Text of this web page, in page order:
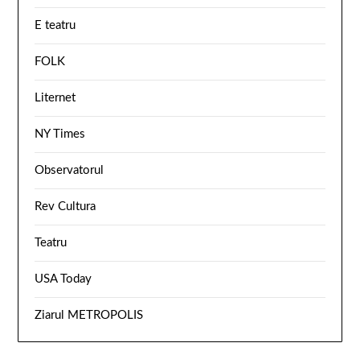
E teatru
FOLK
Liternet
NY Times
Observatorul
Rev Cultura
Teatru
USA Today
Ziarul METROPOLIS